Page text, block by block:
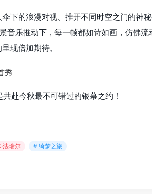
下的浪漫对视、推开不同时空之门的神
乐推动下，每一帧都如诗如画，仿佛流
现倍加期待。
赴今秋最不可错过的银幕之约！
法瑞尔 # 绮梦之旅